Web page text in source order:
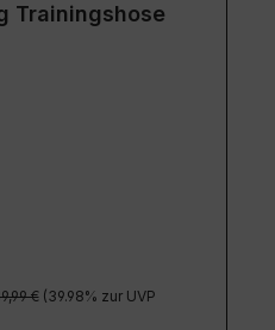
Trainingshose
Preis:
€ (39.98% zur UVP